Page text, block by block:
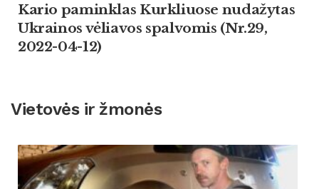
Kario paminklas Kurkliuose nudažytas
Ukrainos vėliavos spalvomis (Nr.29,
2022-04-12)
Vietovės ir žmonės